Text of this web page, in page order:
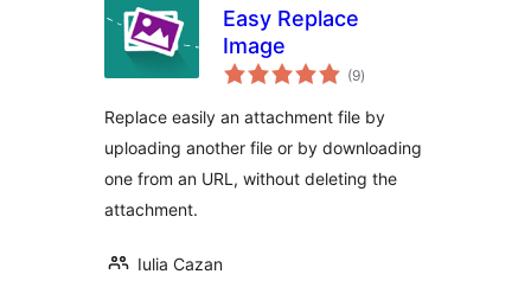
Easy Replace
Image
(9ຄະແນນ
ທັງໝົດ
)
Replace easily an attachment file by
uploading another file or by downloading
one from an URL, without deleting the
attachment.
Iulia Cazan